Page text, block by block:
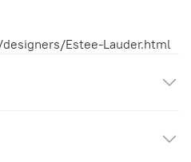
Estee-Lauder.html